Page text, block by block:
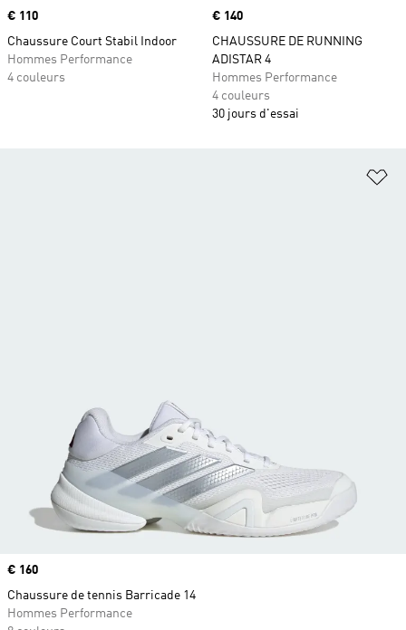
Prix
€ 110
Chaussure Court Stabil Indoor
Hommes Performance
4 couleurs
Prix
€ 140
CHAUSSURE DE RUNNING
ADISTAR 4
Hommes Performance
4 couleurs
30 jours d'essai
Prix
€ 160
Chaussure de tennis Barricade 14
Hommes Performance